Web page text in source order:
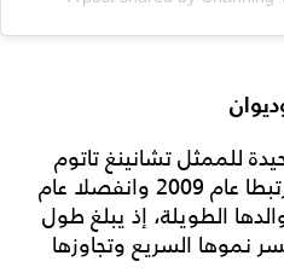
للممثل تشانينغ تاتوم
والممثلة جينا ديوان، اللذين ارتبطا عام 2009 وانفصلا عام
والدها الطويلة، إذ يبلغ طول
متر، ما يفسر نموها السريع وتجاوزها